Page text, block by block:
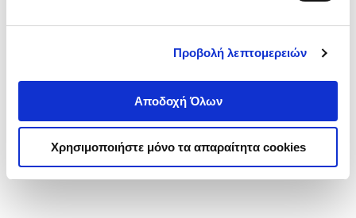
Προβολή λεπτομερειών
Αποδοχή Όλων
Χρησιμοποιήστε μόνο τα απαραίτητα cookies